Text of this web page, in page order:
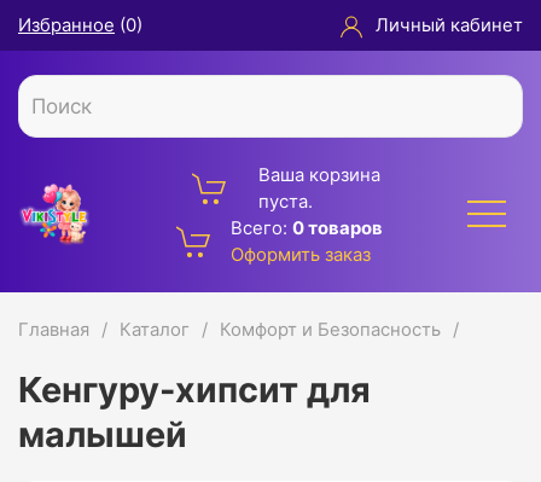
Избранное (0) Личный кабинет
Ваша корзина
пуста.
Всего: 0 товаров
Оформить заказ
Главная Каталог Комфорт и Безопасность
Кенгуру-хипсит для
малышей